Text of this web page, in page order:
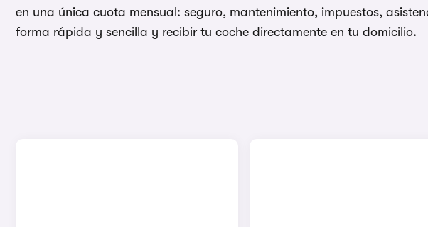
en una única cuota mensual: seguro, mantenimiento, impuestos,
forma rápida y sencilla y recibir tu coche directamente en tu domicilio.